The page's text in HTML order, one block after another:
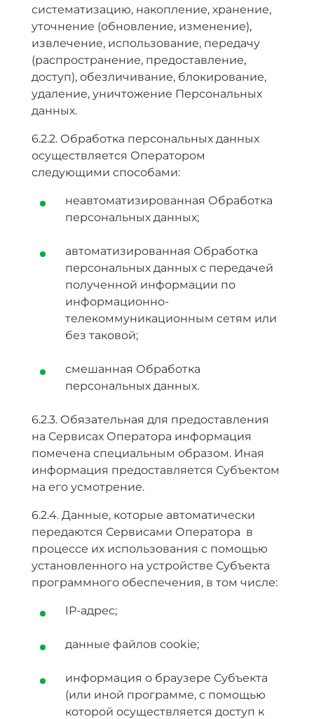
систематизацию, накопление, хранение,
уточнение (обновление, изменение),
извлечение, использование, передачу
(распространение, предоставление,
доступ), обезличивание, блокирование,
удаление, уничтожение Персональных
данных.
6.2.2. Обработка персональных данных
осуществляется Оператором
следующими способами:
неавтоматизированная Обработка
персональных данных;
автоматизированная Обработка
персональных данных с передачей
полученной информации по
информационно-
телекоммуникационным сетям или
без таковой;
смешанная Обработка
персональных данных.
6.2.3. Обязательная для предоставления
на Сервисах Оператора информация
помечена специальным образом. Иная
информация предоставляется Субъектом
на его усмотрение.
6.2.4. Данные, которые автоматически
передаются Сервисами Оператора в
процессе их использования с помощью
установленного на устройстве Субъекта
программного обеспечения, в том числе:
IP-адрес;
данные файлов cookie;
информация о браузере Субъекта
(или иной программе, с помощью
которой осуществляется доступ к